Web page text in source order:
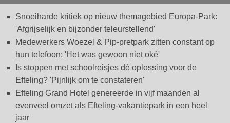
Snoeiharde kritiek op nieuw themagebied Europa-Park:
'Afgrijselijk en bijzonder teleurstellend'
Medewerkers Woezel & Pip-pretpark zitten constant op
hun telefoon: 'Het was gewoon niet oké'
Is stoppen met schoolreisjes dé oplossing voor de
Efteling? 'Pijnlijk om te constateren'
Efteling Grand Hotel genereerde in vijf maanden al
evenveel omzet als Efteling-vakantiepark in een heel
jaar